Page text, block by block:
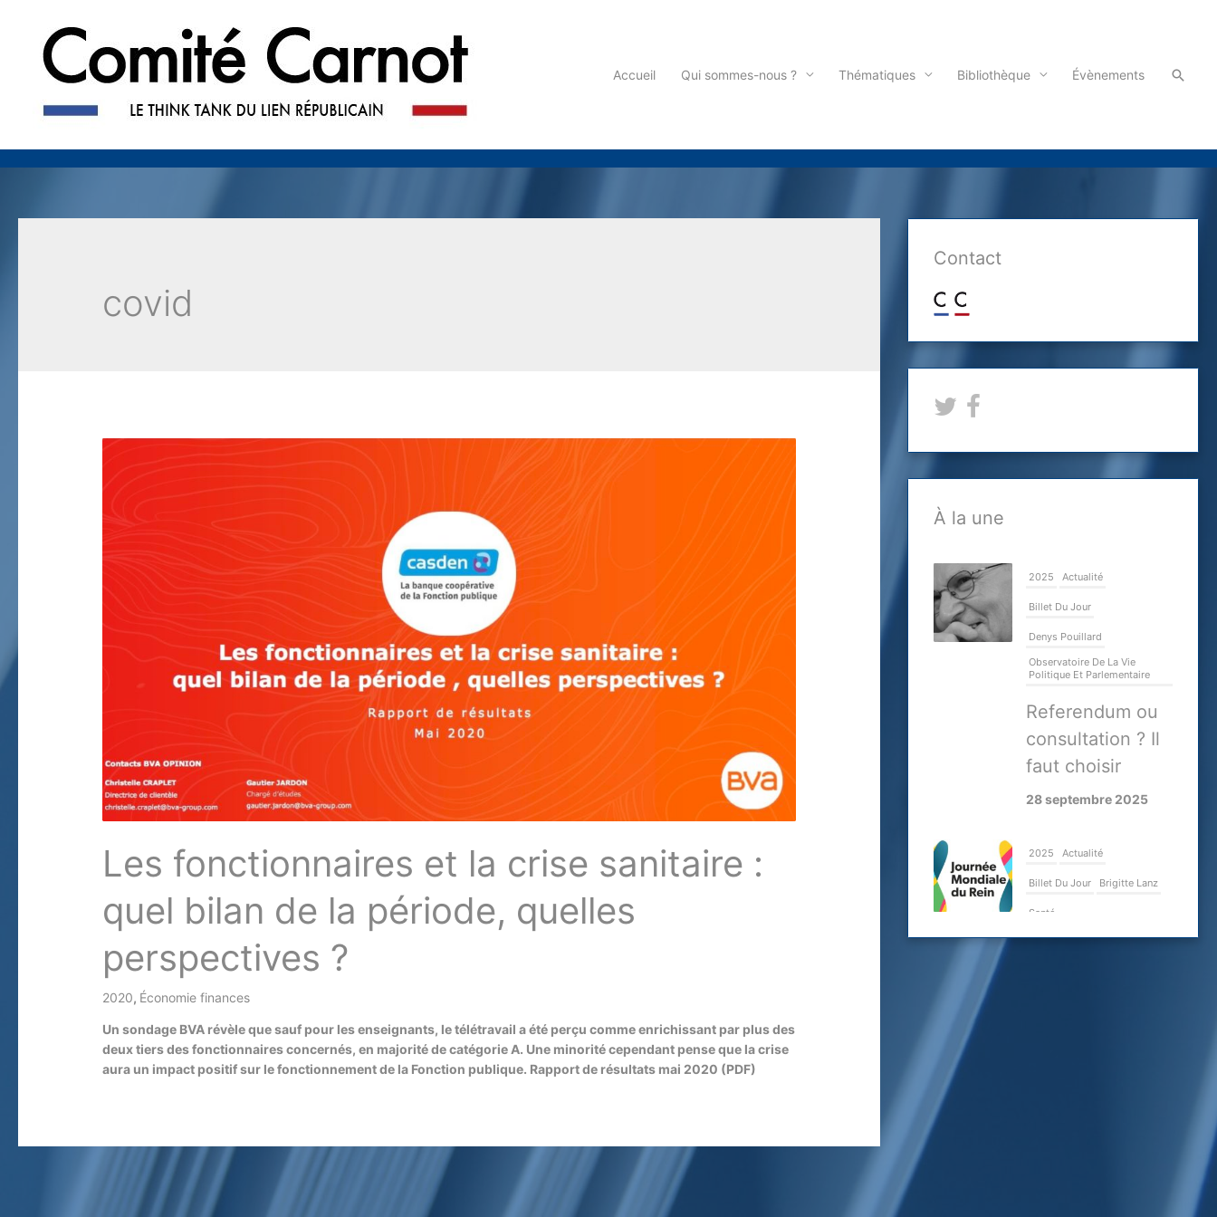
Accueil Qui sommes-nous ? Thématiques Bibliothèque Évènements
covid
Les fonctionnaires et la crise sanitaire :
quel bilan de la période, quelles
perspectives ?
2020, Économie finances
Un sondage BVA révèle que sauf pour les enseignants, le télétravail a été perçu comme enrichissant par plus des
deux tiers des fonctionnaires concernés, en majorité de catégorie A. Une minorité cependant pense que la crise
aura un impact positif sur le fonctionnement de la Fonction publique. Rapport de résultats mai 2020 (PDF)
Contact
À la une
2025 Actualité
Billet Du Jour
Denys Pouillard
Observatoire De La Vie
Politique Et Parlementaire
Referendum ou
consultation ? Il
faut choisir
28 septembre 2025
2025 Actualité
Billet Du Jour Brigitte Lanz
Santé